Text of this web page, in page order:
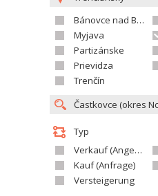
Bánovce nad Bebravou
Myjava
Partizánske
Prievidza
Trenčín
Typ
Verkauf (Angebot)
Kauf (Anfrage)
Versteigerung